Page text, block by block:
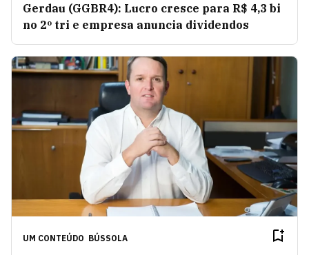
Gerdau (GGBR4): Lucro cresce para R$ 4,3 bi
no 2º tri e empresa anuncia dividendos
UM CONTEÚDO BÚSSOLA